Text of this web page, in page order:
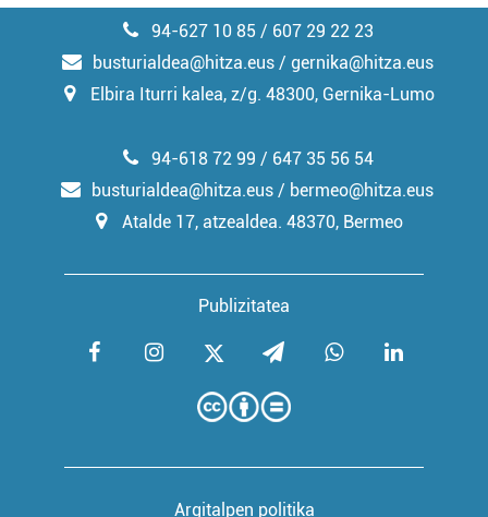
94-627 10 85 / 607 29 22 23
busturialdea@hitza.eus / gernika@hitza.eus
Elbira Iturri kalea, z/g. 48300, Gernika-Lumo
Publizitatea
94-618 72 99 / 647 35 56 54
busturialdea@hitza.eus / bermeo@hitza.eus
Atalde 17, atzealdea. 48370, Bermeo
Argitalpen politika